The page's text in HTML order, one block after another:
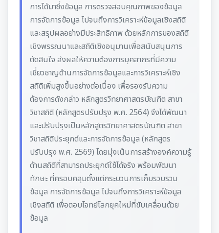
การได้มาซึ่งข้อมูล การตรวจสอบคุณภาพของข้อมูล
การจัดการข้อมูล ไปจนถึงการวิเคราะห์ข้อมูลเชิงสถิติ
และสรุปผลอย่างมีประสิทธิภาพ ด้วยหลักการของสถิติ
เชิงพรรณนาและสถิติเชิงอนุมานเพื่อสนับสนุนการ
ตัดสินใจ ส่งผลให้ความต้องการบุคลากรที่มีความ
เชี่ยวชาญด้านการจัดการข้อมูลและการวิเคราะห์เชิง
สถิติเพิ่มสูงขึ้นอย่างต่อเนื่อง เพื่อรองรับความ
ต้องการดังกล่าว หลักสูตรวิทยาศาสตรบัณฑิต สาขา
วิชาสถิติ (หลักสูตรปรับปรุง พ.ศ. 2564) จึงได้พัฒนา
และปรับปรุงเป็นหลักสูตรวิทยาศาสตรบัณฑิต สาขา
วิชาสถิติประยุกต์และการจัดการข้อมูล (หลักสูตร
ปรับปรุง พ.ศ. 2569) โดยมุ่งเน้นการสร้างองค์ความรู้
ด้านสถิติที่สามารถประยุกต์ใช้ได้จริง พร้อมพัฒนา
ทักษะ ที่ครอบคลุมตั้งแต่กระบวนการเก็บรวบรวม
ข้อมูล การจัดการข้อมูล ไปจนถึงการวิเคราะห์ข้อมูล
เชิงสถิติ เพื่อตอบโจทย์โลกยุคใหม่ที่ขับเคลื่อนด้วย
ข้อมูล